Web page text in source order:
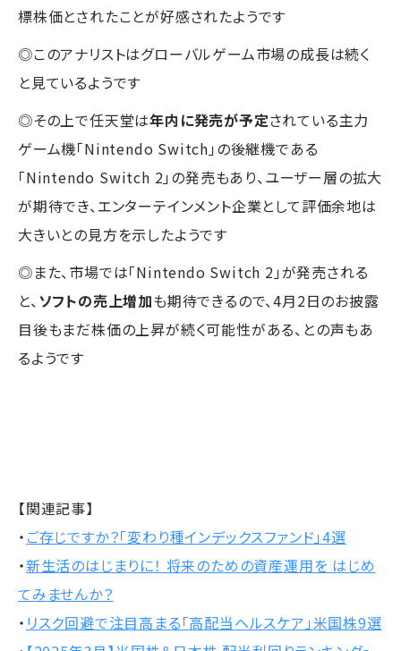
標株価とされたことが好感されたようです
◎このアナリストはグローバルゲーム市場の成長は続く
と見ているようです
◎その上で任天堂は年内に発売が予定されている主力
ゲーム機「Nintendo Switch」の後継機である
「Nintendo Switch 2」の発売もあり、ユーザー層の拡大
が期待でき、エンターテインメント企業として評価余地は
大きいとの見方を示したようです
◎また、市場では「Nintendo Switch 2」が発売される
と、ソフトの売上増加も期待できるので、4月2日のお披露
目後もまだ株価の上昇が続く可能性がある、との声もあ
るようです
【関連記事】
・ ご存じですか？「変わり種インデックスファンド」4選
・新生活のはじまりに！ 将来のための資産運用を はじめ
てみませんか？
・ リスク回避で注目高まる「高配当ヘルスケア」米国株9選